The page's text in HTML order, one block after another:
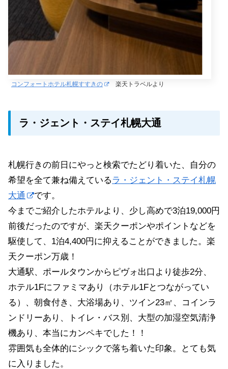
コンフォートホテル札幌すすきの 楽天トラベルより
ラ・ジェント・ステイ札幌大通
札幌行きの前日にやっと検索でたどり着いた、自分の
希望を全て兼ね備えているラ・ジェント・ステイ札幌
大通
です。
今までご紹介したホテルより、少し高めで3泊19,000円
前後だったのですが、楽天クーポンやポイントなどを
駆使して、1泊4,400円に抑えることができました。楽
天クーポン万歳！
大通駅、ポールタウンからピヴォ出口より徒歩2分、
ホテル1Fにファミマあり（ホテル1Fとつながってい
る）、朝食付き、大浴場あり、ツイン23㎡、コインラ
ンドリーあり、トイレ・バス別、大型の加湿空気清浄
機あり、本当にカンペキでした！！
雰囲気も全体的にシックで落ち着いた印象。とても気
に入りました。